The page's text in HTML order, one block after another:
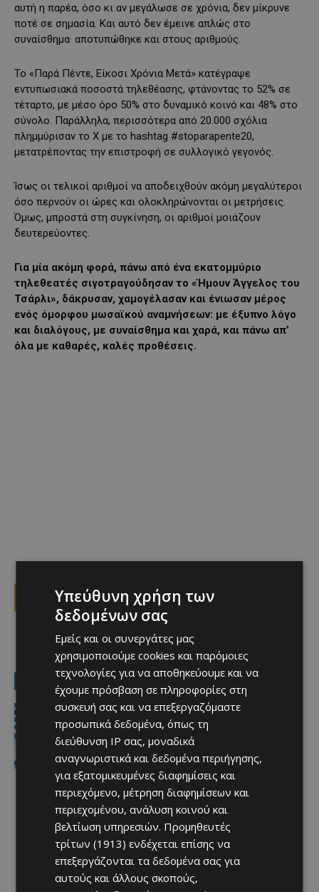
αυτή η παρέα, όσο κι αν μεγάλωσε σε χρόνια, δεν μίκρυνε
ποτέ σε σημασία. Και αυτό δεν έμεινε απλώς στο
συναίσθημα· αποτυπώθηκε και στους αριθμούς.
Το «Παρά Πέντε, Είκοσι Χρόνια Μετά» κατέγραψε
εντυπωσιακά ποσοστά τηλεθέασης, φτάνοντας το 52% σε
τέταρτο, με μέσο όρο 50% στο δυναμικό κοινό και 48% στο
σύνολο. Παράλληλα, περισσότερα από 20.000 σχόλια
πλημμύρισαν το X με το hashtag #stoparapente20,
μετατρέποντας την επιστροφή σε συλλογικό γεγονός.
Ίσως οι τελικοί αριθμοί να αποδειχθούν ακόμη μεγαλύτεροι
όσο περνούν οι ώρες και ολοκληρώνονται οι μετρήσεις.
Όμως, μπροστά στη συγκίνηση, οι αριθμοί μοιάζουν
δευτερεύοντες.
Για μία ακόμη φορά, πάνω από ένα εκατομμύριο
τηλεθεατές σιγοτραγούδησαν το «Ήμουν Άγγελος του
Τσάρλι», δάκρυσαν, χαμογέλασαν και ένιωσαν μέρος
ενός όμορφου μωσαϊκού αναμνήσεων: με έξυπνο λόγο
και διαλόγους, με συναίσθημα και χαρά, και πάνω απ’
όλα με καθαρές, καλές προθέσεις.
Facebook X Viber
τηλεόραση
LATEST NEWS
Ειδήσεις
Στον αέρα η ακτοπλοϊκή Κύπρου –
Ελλάδας μετά το 2027 χωρίς νέα
κρατική επιδότηση
Afentiko - 07/08/2026
Υπεύθυνη χρήση των
δεδομένων σας
Εμείς και οι συνεργάτες μας
χρησιμοποιούμε cookies και παρόμοιες
τεχνολογίες για να αποθηκεύουμε και να
έχουμε πρόσβαση σε πληροφορίες στη
συσκευή σας και να επεξεργαζόμαστε
προσωπικά δεδομένα, όπως τη
διεύθυνση IP σας, μοναδικά
αναγνωριστικά και δεδομένα περιήγησης,
για εξατομικευμένες διαφημίσεις και
περιεχόμενο, μέτρηση διαφημίσεων και
περιεχομένου, ανάλυση κοινού και
βελτίωση υπηρεσιών. Προμηθευτές
τρίτων (1913) ενδέχεται επίσης να
επεξεργάζονται τα δεδομένα σας για
αυτούς και άλλους σκοπούς,